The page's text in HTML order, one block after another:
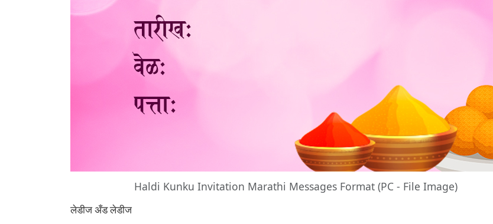
Haldi Kunku Invitation Marathi Messages Format (PC - File Image)
लेडीज अँड लेडीज